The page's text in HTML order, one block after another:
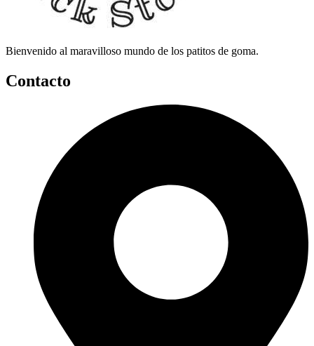
Bienvenido al maravilloso mundo de los patitos de goma.
Contacto